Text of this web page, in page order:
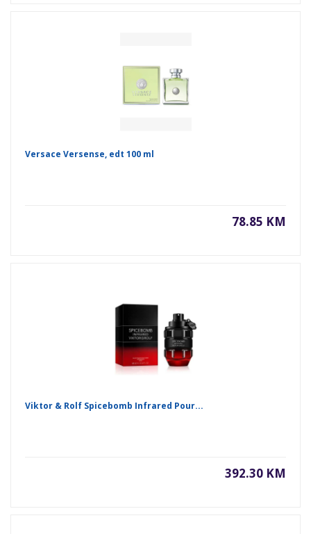
Versace Versense, edt 100 ml
78.85 KM
Viktor & Rolf Spicebomb Infrared Pour...
392.30 KM